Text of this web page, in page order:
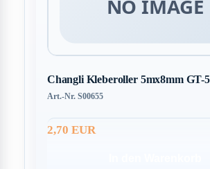
Changli Kleberoller 5mx8mm GT-
Art.-Nr. S00655
2,70 EUR